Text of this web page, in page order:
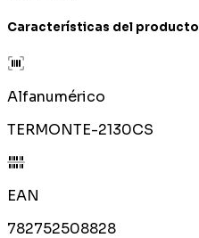
Características del producto
Alfanumérico
TERMONTE-2130CS
EAN
782752508828